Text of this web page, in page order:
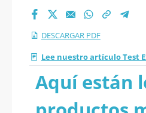
DESCARGAR PDF
Lee nuestro artículo Test
Aquí están